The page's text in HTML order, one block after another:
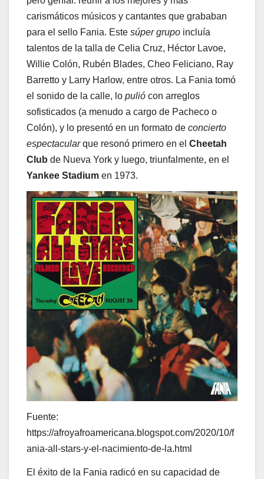
carismáticos músicos y cantantes que grababan
para el sello Fania. Este súper grupo incluía
talentos de la talla de Celia Cruz, Héctor Lavoe,
Willie Colón, Rubén Blades, Cheo Feliciano, Ray
Barretto y Larry Harlow, entre otros. La Fania tomó
el sonido de la calle, lo pulió con arreglos
sofisticados (a menudo a cargo de Pacheco o
Colón), y lo presentó en un formato de concierto
espectacularque resonó primero en el Cheetah
Club de Nueva York y luego, triunfalmente, en el
Yankee Stadium en 1973.
Fuente:
https://afroyafroamericana.blogspot.com/2020/10/f
ania-all-stars-y-el-nacimiento-de-la.html
El éxito de la Fania radicó en su capacidad de